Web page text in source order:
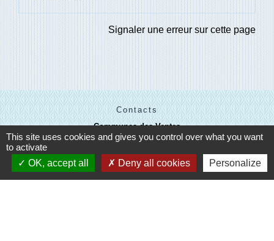
Signaler une erreur sur cette page
Contacts
Communes des Ventes
1 place Billie D. HARRIS
+33 2 32 67 43 31
Contact par formulaire
This site uses cookies and gives you control over what you want
to activate
OK, accept all
Deny all cookies Personalize